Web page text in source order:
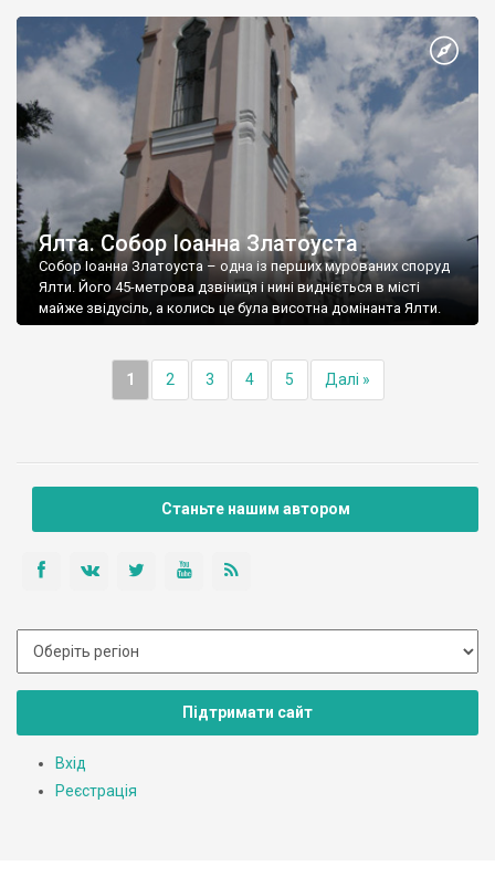
Ялта. Собор Іоанна Златоуста
Собор Іоанна Златоуста – одна із перших мурованих споруд
Ялти. Його 45-метрова дзвіниця і нині видніється в місті
майже звідусіль, а колись це була висотна домінанта Ялти.
1 2 3 4 5 Далі »
Станьте нашим автором
Підтримати сайт
Вхід
Реєстрація